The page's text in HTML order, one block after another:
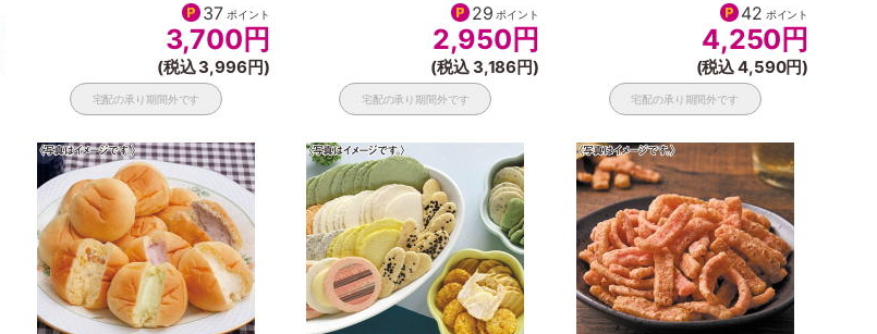
37 ポイント
3,700 円
(税込 3,996円)
宅配の承り期間外です
29 ポイント
2,950 円
(税込 3,186円)
宅配の承り期間外です
42 ポイント
4,250 円
(税込 4,590円)
宅配の承り期間外です